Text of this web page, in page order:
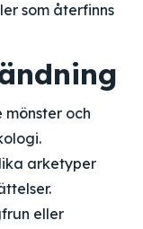
som återfinns
och
arketyper
eller